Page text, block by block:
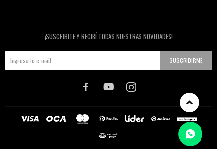
¡SUSCRIBITE Y RECIBÍ TODAS NUESTRAS NOVEDADES!
SUSCRIBIRME
  